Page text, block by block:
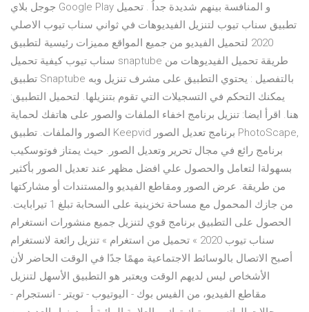
جوجل بلاي Google Play و المنافسة بينهم شديدة جداُ . تحميل
تطبيق سناب تيوب لتنزيل الفيديوهات في ثواني سناب تيوب الاصلي
2020 لتحميل الفيديو من جميع المواقع مميزات رئيسية لتطبيق
سناب تيوب كيفية تحميل snaptube طريقة تحميل الفيديوهات من
تطبيق Snaptube بالتفصيل : يحتوي التطبيق على مشرف تنزيل وبه
يمكنك التحكم في التسجيلات التي تقوم بتنزيلها. لتحميل التطبيق:
هنا. اقرأ ايضا: تنزيل برنامج اخفاء الملفات والصور على هاتفك لحماية
الصور والملفات. تطبيق Keepvid برنامج تعديل الصور PhotoScape,
برنامج رائع في مجال تحرير وتعديل الصور. حيث يمتاز فوتوسكيب
بسهولةا لتعامل والحصول علي افضل مظهر عند تعديل الصور بأكثير
من طريقة. عرض الصور ومقاطع الفيديو والمستندات أو مشاركتها
من جازك المحمول مع مساحة تخزينية على السحابة تبلغ 1 تيرابايت.
الحصول على التطبيق برنامج قوي لتنزيل جميع منشورات انستغرام
سناب تيوب 2020 » تحميل من استغرام » تنزيل رائعة لانستغرام
أصبح الاتصال بالوسائط الاجتماعية مهمًا جدًا في الوقت الحاضر لأن
الأشخاص ليس لديهم الوقت ويعتبر هو التطبيق الأسهل لتنزيل
مقاطع الفيديو، من الفيس بوك - اليوتيوب - تويتر - انستجرام -